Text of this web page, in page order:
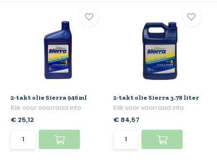
2-takt olie Sierra 946ml
Klik voor voorraad info
€ 25,12
2-takt olie Sierra 3.78 liter
Klik voor voorraad info
€ 84,57